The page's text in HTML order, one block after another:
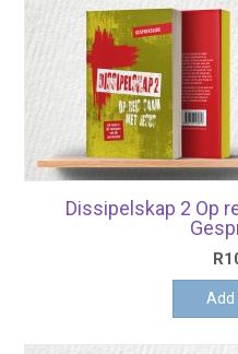
Dissipelskap 2 Op
R
Add